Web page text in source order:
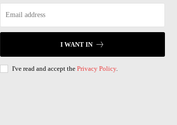
I WANT IN
I've read and accept the Privacy Policy.